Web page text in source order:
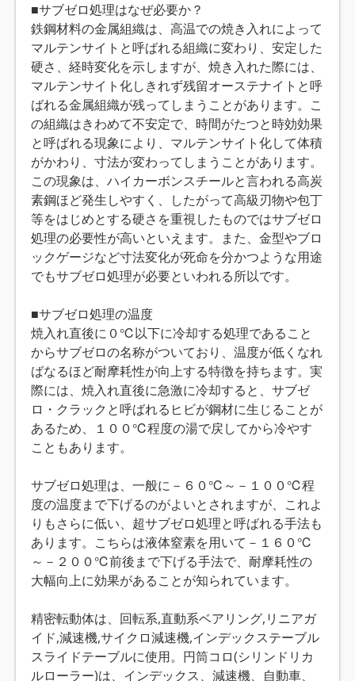
■サブゼロ処理はなぜ必要か？
鉄鋼材料の金属組織は、高温での焼き入れによって
マルテンサイトと呼ばれる組織に変わり、安定した
硬さ、経時変化を示しますが、焼き入れた際には、
マルテンサイト化しきれず残留オーステナイトと呼
ばれる金属組織が残ってしまうことがあります。こ
の組織はきわめて不安定で、時間がたつと時効効果
と呼ばれる現象により、マルテンサイト化して体積
がかわり、寸法が変わってしまうことがあります。
この現象は、ハイカーボンスチールと言われる高炭
素鋼ほど発生しやすく、したがって高級刃物や包丁
等をはじめとする硬さを重視したものではサブゼロ
処理の必要性が高いといえます。また、金型やブロ
ックゲージなど寸法変化が死命を分かつような用途
でもサブゼロ処理が必要といわれる所以です。
■サブゼロ処理の温度
焼入れ直後に０℃以下に冷却する処理であること
からサブゼロの名称がついており、温度が低くなれ
ばなるほど耐摩耗性が向上する特徴を持ちます。実
際には、焼入れ直後に急激に冷却すると、サブゼ
ロ・クラックと呼ばれるヒビが鋼材に生じることが
あるため、１００℃程度の湯で戻してから冷やす
こともあります。
サブゼロ処理は、一般に－６０℃～－１００℃程
度の温度まで下げるのがよいとされますが、これよ
りもさらに低い、超サブゼロ処理と呼ばれる手法も
あります。こちらは液体窒素を用いて－１６０℃
～－２００℃前後まで下げる手法で、耐摩耗性の
大幅向上に効果があることが知られています。
精密転動体は、回転系,直動系ベアリング,リニアガ
イド,減速機,サイクロ減速機,インデックステーブル
スライドテーブルに使用。円筒コロ(シリンドリカ
ルローラー)は、インデックス、減速機、自動車、